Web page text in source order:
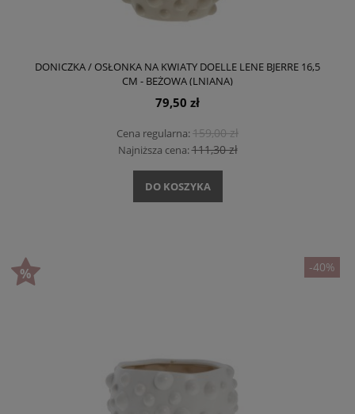
DONICZKA / OSŁONKA NA KWIATY DOELLE LENE BJERRE 16,5
CM - BEŻOWA (LNIANA)
79,50 zł
Cena regularna:159,00 zł
Najniższa cena:111,30 zł
DO KOSZYKA
-40%